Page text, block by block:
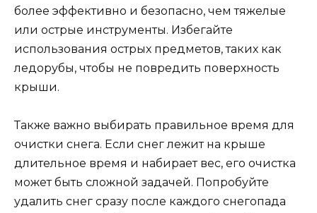
более эффективно и безопасно, чем тяжелые
или острые инструменты. Избегайте
использования острых предметов, таких как
ледорубы, чтобы не повредить поверхность
крыши.
Также важно выбирать правильное время для
очистки снега. Если снег лежит на крыше
длительное время и набирает вес, его очистка
может быть сложной задачей. Попробуйте
удалить снег сразу после каждого снегопада